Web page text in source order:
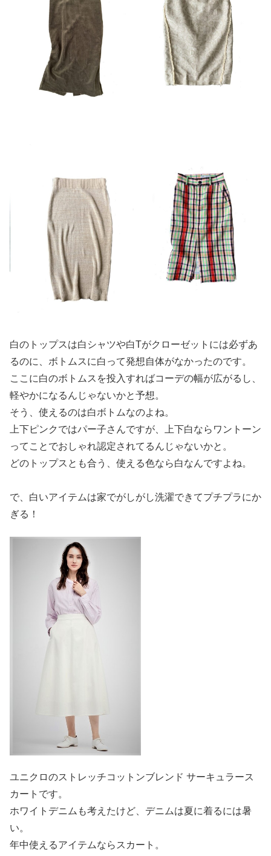
白のトップスは白シャツや白Tがクローゼットには必ずあ
るのに、ボトムスに白って発想自体がなかったのです。
ここに白のボトムスを投入すればコーデの幅が広がるし、
軽やかになるんじゃないかと予想。
そう、使えるのは白ボトムなのよね。
上下ピンクではパー子さんですが、上下白ならワントーン
ってことでおしゃれ認定されてるんじゃないかと。
どのトップスとも合う、使える色なら白なんですよね。
で、白いアイテムは家でがしがし洗濯できてプチプラにか
ぎる！
ユニクロのストレッチコットンブレンド サーキュラース
カートです。
ホワイトデニムも考えたけど、デニムは夏に着るには暑
い。
年中使えるアイテムならスカート。